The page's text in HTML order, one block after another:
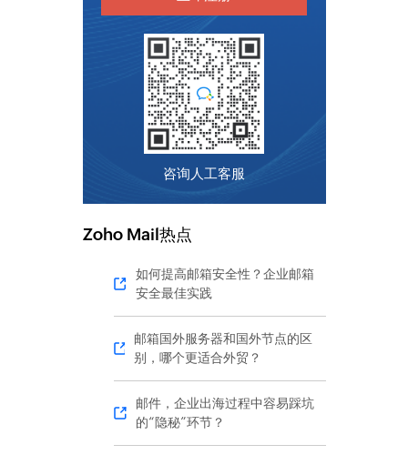
咨询人工客服
Zoho Mail热点
如何提高邮箱安全性？企业邮箱
安全最佳实践
邮箱国外服务器和国外节点的区
别，哪个更适合外贸？
邮件，企业出海过程中容易踩坑
的“隐秘”环节？